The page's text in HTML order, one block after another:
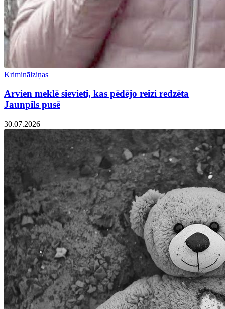
Kriminālziņas
Arvien meklē sievieti, kas pēdējo reizi redzēta
Jaunpils pusē
30.07.2026